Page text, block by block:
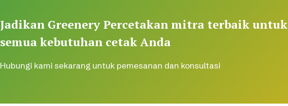
Jadikan Greenery Percetakan mitra terbaik untuk
semua kebutuhan cetak Anda
Hubungi kami sekarang untuk pemesanan dan konsultasi